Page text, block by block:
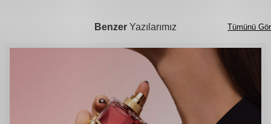
Benzer Yazılarımız Tümünü Gör